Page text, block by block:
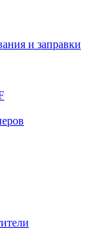
и заправки